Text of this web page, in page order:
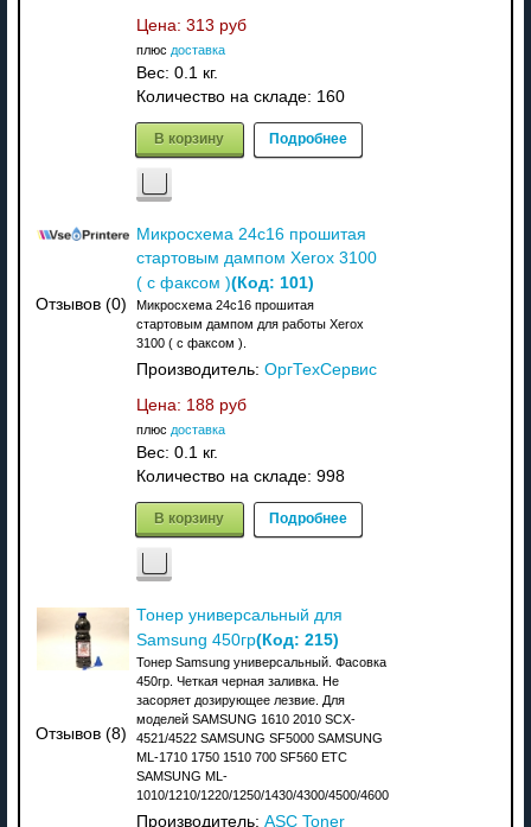
Цена: 313 руб
плюс доставка
Вес: 0.1 кг.
Количество на складе: 160
В корзину Подробнее
Отзывов (0)
Микросхема 24с16 прошитая
стартовым дампом Xerox 3100
( c факсом )(Код: 101)
Микросхема 24с16 прошитая
стартовым дампом для работы Xerox
3100 ( c факсом ).
Производитель: ОргТехСервис
Цена: 188 руб
плюс доставка
Вес: 0.1 кг.
Количество на складе: 998
В корзину Подробнее
Отзывов (8)
Тонер универсальный для
Samsung 450гр(Код: 215)
Тонер Samsung универсальный. Фасовка
450гр. Четкая черная заливка. Не
засоряет дозирующее лезвие. Для
моделей SAMSUNG 1610 2010 SCX-
4521/4522 SAMSUNG SF5000 SAMSUNG
ML-1710 1750 1510 700 SF560 ETC
SAMSUNG ML-
1010/1210/1220/1250/1430/4300/4500/4600
Производитель: ASC Toner